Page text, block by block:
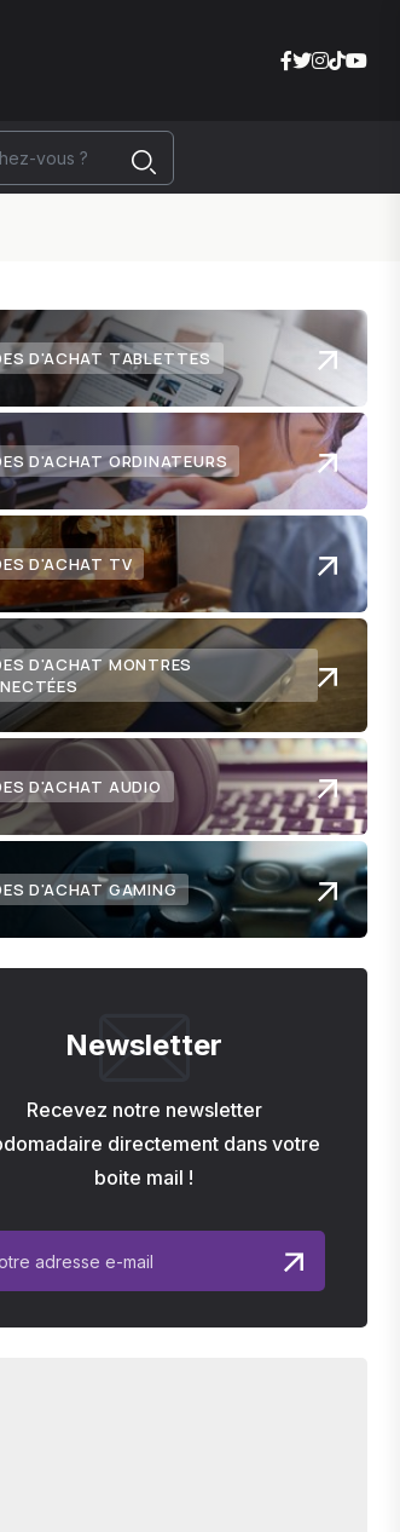
D'ACHAT TABLETTES
D'ACHAT ORDINATEURS
D'ACHAT TV
D'ACHAT MONTRES
D'ACHAT AUDIO
D'ACHAT GAMING
Newsletter
Recevez notre newsletter
directement dans votre
boite mail !